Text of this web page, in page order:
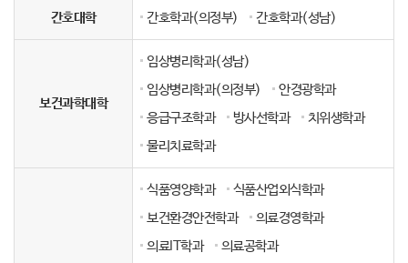
간호대학 간호학과(의정부) 간호학과(성남)
보건과학대학
임상병리학과(성남)
임상병리학과(의정부)
안경광학과
응급구조학과
방사선학과
치위생학과
물리치료학과
식품영양학과
식품산업외식학과
보건환경안전학과
의료경영학과
의료IT학과
의료공학과